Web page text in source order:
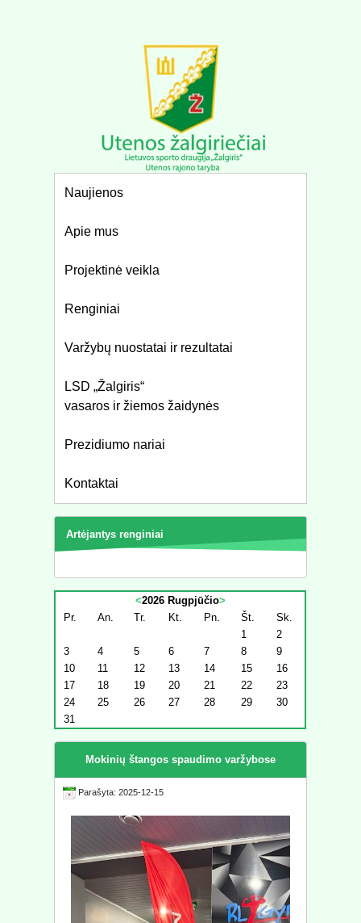
Naujienos
Apie mus
Projektinė veikla
Renginiai
Varžybų nuostatai ir rezultatai
LSD „Žalgiris“
vasaros ir žiemos žaidynės
Prezidiumo nariai
Kontaktai
Artėjantys renginiai
<2026 Rugpjūčio>
Pr.
An. Tr. Kt. Pn. Št.
Sk.
1
2
3
4 5 6 7 8
9
10
11 12 13 14 15
16
17
18 19 20 21 22
23
24
25 26 27 28 29
30
31
Mokinių štangos spaudimo varžybose
Parašyta: 2025-12-15